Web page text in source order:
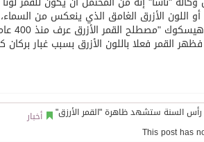
اللون الأزرق الغامق الذي ينعكس من
أخبار